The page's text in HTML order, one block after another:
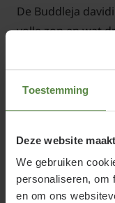
Toestemming
Deze website
We gebruiken
personaliseren, om
en om ons
De Buddleja
volle zon en wat
het voorjaar
Buddleja
snoeien en
Snoei de